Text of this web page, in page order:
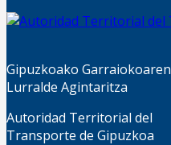
Gipuzkoako Garraiokoaren
Lurralde Agintaritza
Autoridad Territorial del
Transporte de Gipuzkoa